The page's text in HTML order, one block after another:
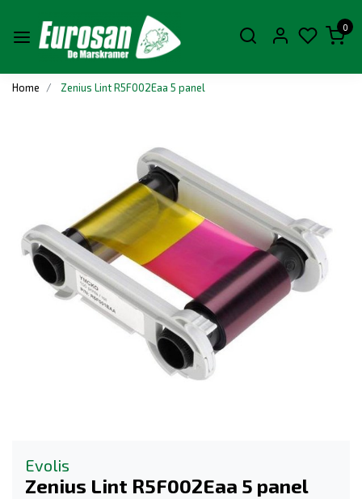
0
Home Zenius Lint R5F002Eaa 5 panel
Evolis
Zenius Lint R5F002Eaa 5 panel